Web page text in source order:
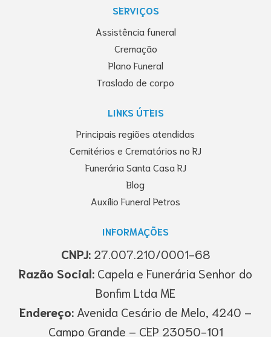
SERVIÇOS
Assistência funeral
Cremação
Plano Funeral
Traslado de corpo
LINKS ÚTEIS
Principais regiões atendidas
Cemitérios e Crematórios no RJ
Funerária Santa Casa RJ
Blog
Auxílio Funeral Petros
INFORMAÇÕES
CNPJ:27.007.210/0001-68
Razão Social: Capela e Funerária Senhor do
Bonfim Ltda ME
Endereço: Avenida Cesário de Melo, 4240 –
Campo Grande – CEP 23050-101